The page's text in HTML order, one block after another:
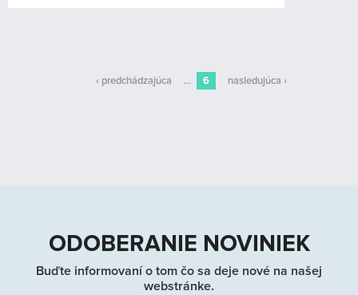
‹ predchádzajúca … 6 nasledujúca ›
ODOBERANIE NOVINIEK
Buďte informovaní o tom čo sa deje nové na našej
webstránke.